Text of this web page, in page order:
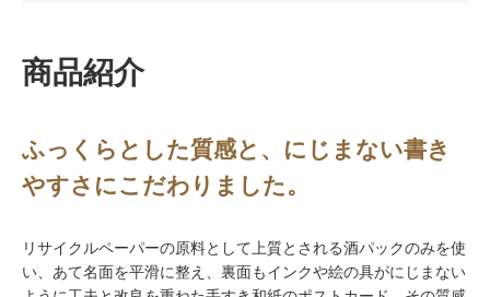
商品紹介
ふっくらとした質感と、にじまない書き
やすさにこだわりました。
リサイクルペーパーの原料として上質とされる酒パックのみを使
い、あて名面を平滑に整え、裏面もインクや絵の具がにじまない